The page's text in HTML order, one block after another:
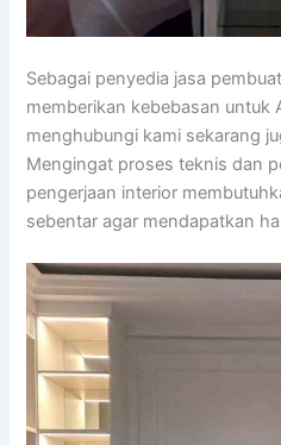
Sebagai penyedia jasa
memberikan kebebasan untuk
menghubungi kami sekarang
Mengingat proses teknis dan
pengerjaan interior
sebentar agar mendapatkan